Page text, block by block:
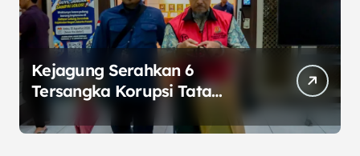
Kejagung Serahkan 6
Tersangka Korupsi Tata
Kelola Minyak ke Penuntut
Umum